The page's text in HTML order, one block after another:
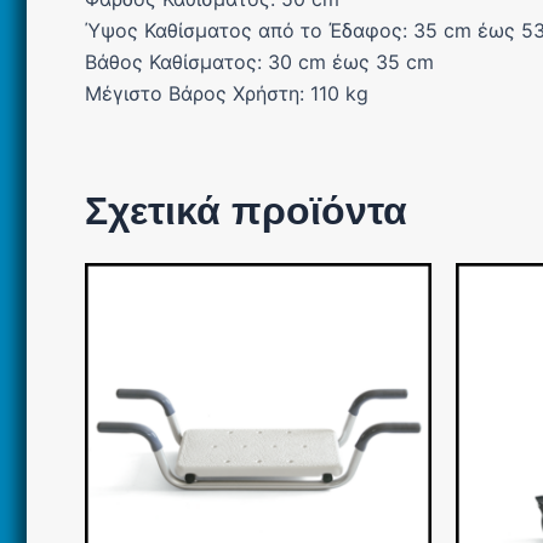
Ύψος Καθίσματος από το Έδαφος: 35 cm έως
Βάθος Καθίσματος: 30 cm έως 35 cm
Μέγιστο Βάρος Χρήστη: 110 kg
Σχετικά προϊόντα